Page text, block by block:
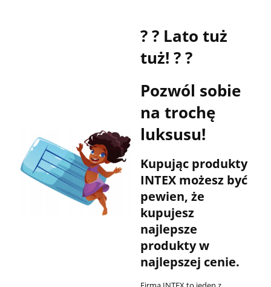
? ? Lato tuż
tuż! ? ?
Pozwól sobie
na trochę
luksusu!
Kupując produkty
INTEX możesz być
pewien, że
kupujesz
najlepsze
produkty w
najlepszej cenie.